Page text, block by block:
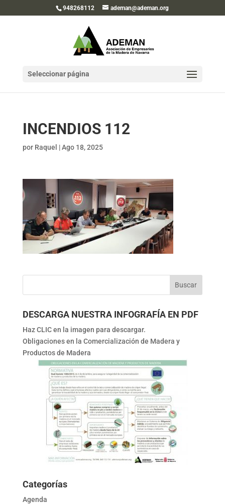
948268112 ademan@ademan.org
Seleccionar página
INCENDIOS 112
por Raquel |Ago 18, 2025
DESCARGA NUESTRA INFOGRAFÍA EN PDF
Haz CLIC en la imagen para descargar.
Obligaciones en la Comercialización de Madera y
Productos de Madera
Categorías
Agenda